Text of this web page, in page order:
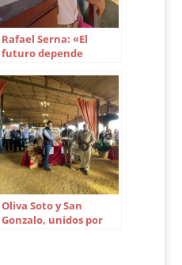
Rafael Serna: «El
futuro depende
alternativa»
Oliva Soto y San
Gonzalo, unidos por